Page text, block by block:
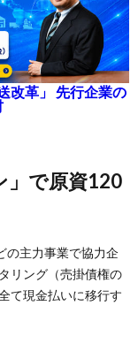
改革」 先行企業の
の主力事業で協力企
リング（売掛債権の
て現金払いに移行す